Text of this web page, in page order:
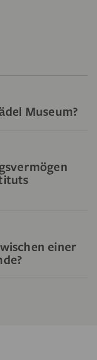
Museum?
einer